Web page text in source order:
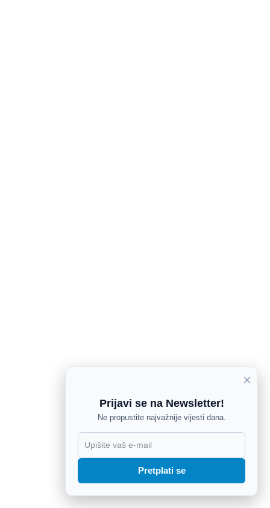
×
Prijavi se na Newsletter!
Ne propustite najvažnije vijesti dana.
Pretplati se